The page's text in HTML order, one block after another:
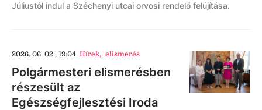
Júliustól indul a Széchenyi utcai orvosi rendelő felújítása.
2026. 06. 02., 19:04 Hírek, elismerés
Polgármesteri elismerésben
részesült az
Egészségfejlesztési Iroda